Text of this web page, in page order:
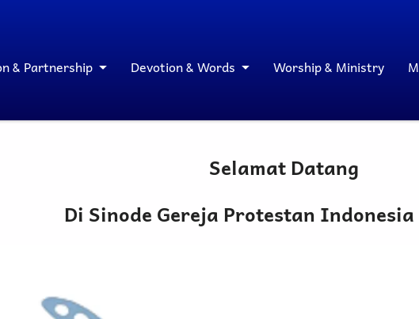
& Partnership Devotion & Words Worship & Ministry
Selamat Datang
Di Sinode Gereja Protestan